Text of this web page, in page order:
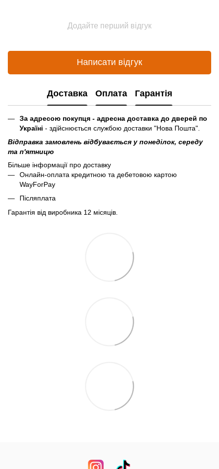
Додайте перший відгук
Написати відгук
Доставка Оплата Гарантія
За адресою покупця - адресна доставка до дверей по
Україні - здійснюється службою доставки "Нова Пошта".
Відправка замовлень відбувається у понеділок, середу
та п'ятницю
Більше інформації про доставку
Онлайн-оплата кредитною та дебетовою картою
WayForPay
Післяплата
Гарантія від виробника 12 місяців.